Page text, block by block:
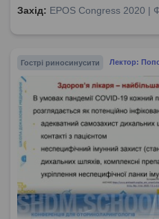
Захід: EPOS Congress 2020 |
Гострі риносинусити Лектор: